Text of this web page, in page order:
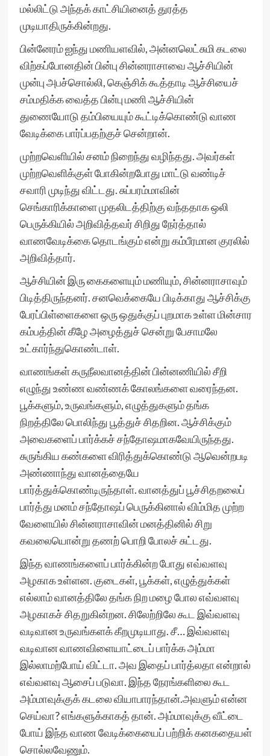
மல்லிட்டு அந்தக் காட்சியினைத் துரத்த
முடியாதிருக்கின்றது.
பின்னேரம் ஐந்து மணியளவில், அன்னலெட்சுமி கடலை
விற்கப்போனதின் பின்பு சின்னராசாவை ஆச்சியின்
முன்பு அபச்சொல்லி, கெஞ்சிக் கூத்தாடி ஆச்சியைச்
சம்மதிக்க வைத்த பின்பு மணி ஆச்சியின்
துணையோடு தம்பியையும் கூட்டிக்கொண்டு வாண
வேடிக்கை பார்ப்பதற்குச் சென்றான்.
முற்றவெளியில் சனம் நிறைந்து வழிந்தது. அவர்கள்
முற்றவெளிக்குள் போகின்றபோது மாட்டு வண்டிச்
சவாரி முடிந்து விட்டது. சுப்பரம்மாவின்
செங்காரிக்காளை முதலிடத்திற்கு வந்ததாக ஒலி
பெருக்கியில் அறிவித்தவர் சிறிது நேர்த்தால்
வாணவேடிக்கை தொடங்கும் என்று கம்பீரமான குரலில்
அறிவித்தார்.
ஆச்சியின் இரு கைகளையும் மணியும், சின்னராசாவும்
பிடித்திருந்தனர். சனவெக்கையே பிடிக்காது ஆச்சிக்கு
பேரப்பிள்ளைகளை ஒரு ஒதுக்குப் புறமாக உள்ள மின்சார
கம்பத்தின் கீழே அழைத்துச் சென்று பேசாமலே
உட்கார்ந்துகொண்டாள்.
வாணங்கள் கருநீலவானத்தின் பின்னணியில் சீறி
எழுந்து உண்ண வண்ணக் கோலங்களை வரைந்தன.
பூக்களும், உருவங்களும், எழுத்துகளும் தங்க
நிறத்திலே பொலிந்து பூத்துச் சிதறின. ஆச்சிக்கும்
அவைகளைப் பார்க்கச் சந்தோஷமாகவேயிருந்தது.
சுருங்கிய கண்களை விரித்துக்கொண்டு ஆவென்றபடி
அண்ணாந்து வானத்தையே
பார்த்துக்கொண்டிருந்தாள். வானத்துப் பூச்சிதறலைப்
பார்த்து மனம் சந்தோஷப் பெருக்கினால் விம்மித முற்ற
வேளையில் சின்னராசாவின் மனத்தினில் சிறு
கவலையொன்று தணற் பொறி போலச் சுட்டது.
இந்த வாணங்களைப் பார்க்கின்ற போது எவ்வளவு
அழகாக உள்ளன. குடைகள், பூக்கள், எழுத்துக்கள்
எல்லாம் வானத்திலே தங்க நிற மழை போல எவ்வளவு
அழகாகச் சிதறுகின்றன. சிலேற்றிலே கூட இவ்வளவு
வடிவான உருவங்களக் கீறமுடியாது. சீ… இவ்வளவு
வடிவான வாணவிளையாட்டைப் பார்க்க அம்மா
இல்லாமற்போய் விட்டா. அவ இதைப் பார்த்லதா என்றால்
எவ்வளவு ஆசைப் படுவா. இந்த நேரங்களிலை கூட
அம்மாவுக்குக் கடலை வியாபாரந்தான்.அவளும் என்ன
செய்வா? எங்களுக்காகத் தான். அம்மாவுக்கு வீட்டை
போய் இந்த வாண வேடிக்கையைப் பற்றிக் கனகதையள்
சொல்லவேணும்.